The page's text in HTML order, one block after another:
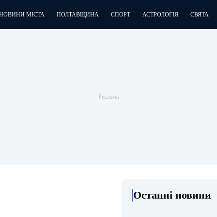
МІСТА ПОЛТАВЩИНА СПОРТ АСТРОЛОГІЯ СВЯТА
Останні новини